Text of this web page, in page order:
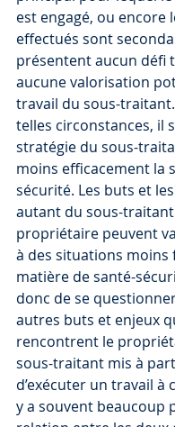
est engagé, ou encore
effectués sont
présentent aucun défi
aucune valorisation
travail du sous-
telles circonstances, il
stratégie du sous-
moins efficacement la
sécurité. Les buts et
autant du sous-
propriétaire peuvent
à des situations moins
matière de santé-
donc de se
autres buts et enjeux
rencontrent le
sous-traitant mis à
d’exécuter un travail à
y a souvent beaucoup